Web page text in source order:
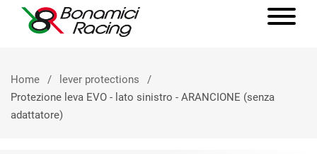
Home
lever protections
Protezione leva EVO - lato sinistro - ARANCIONE (senza
adattatore)